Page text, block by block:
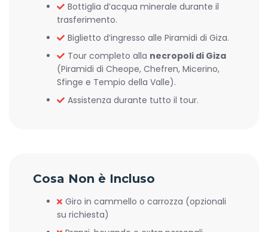
Bottiglia d’acqua minerale durante il
trasferimento.
Biglietto d’ingresso alle Piramidi di Giza.
Tour completo alla necropoli di Giza
(Piramidi di Cheope, Chefren, Micerino,
Sfinge e Tempio della Valle).
Assistenza durante tutto il tour.
Cosa Non è Incluso
Giro in cammello o carrozza (opzionali
su richiesta)